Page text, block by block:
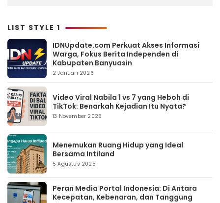
LIST STYLE 1
IDNUpdate.com Perkuat Akses Informasi
Warga, Fokus Berita Independen di
Kabupaten Banyuasin
2 Januari 2026
Video Viral Nabila 1 vs 7 yang Heboh di
TikTok: Benarkah Kejadian Itu Nyata?
13 November 2025
Menemukan Ruang Hidup yang Ideal
Bersama Intiland
5 Agustus 2025
Peran Media Portal Indonesia: Di Antara
Kecepatan, Kebenaran, dan Tanggung